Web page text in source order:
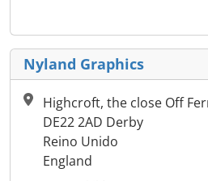
Nyland Graphics
Highcroft, the close Off
DE22 2AD Derby
Reino Unido
England